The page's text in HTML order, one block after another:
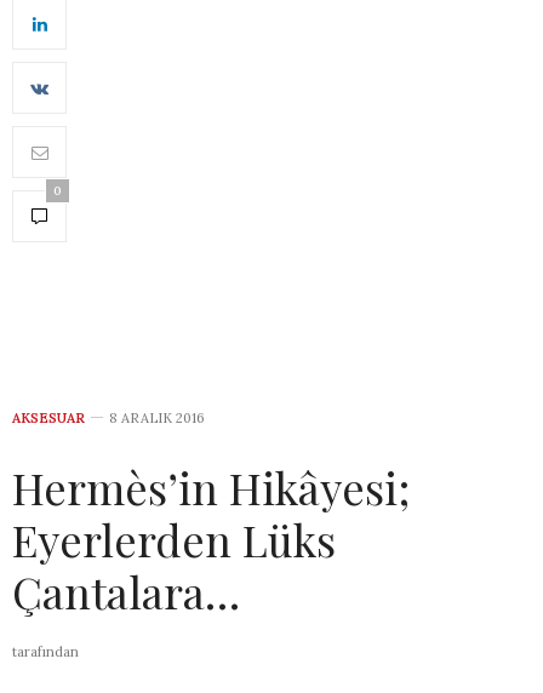
0
AKSESUAR 8 ARALIK 2016
Hermès’in Hikâyesi;
Eyerlerden Lüks
Çantalara…
tarafından